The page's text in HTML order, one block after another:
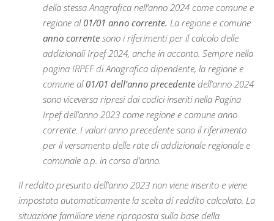
della stessa Anagrafica nell’anno 2024 come comune e
regione al 01/01 anno corrente. La regione e comune
anno correntesono i riferimenti per il calcolo delle
addizionali Irpef 2024, anche in acconto. Sempre nella
pagina IRPEF di Anagrafica dipendente, la regione e
comune al 01/01 dell’anno precedentedell’anno 2024
sono viceversa ripresi dai codici inseriti nella Pagina
Irpef dell’anno 2023 come regione e comune anno
corrente. I valori anno precedente sono il riferimento
per il versamento delle rate di addizionale regionale e
comunale a.p. in corso d’anno.
Il reddito presunto dell’anno 2023 non viene inserito e viene
impostata automaticamente la scelta di reddito calcolato. La
situazione familiare viene riproposta sulla base della